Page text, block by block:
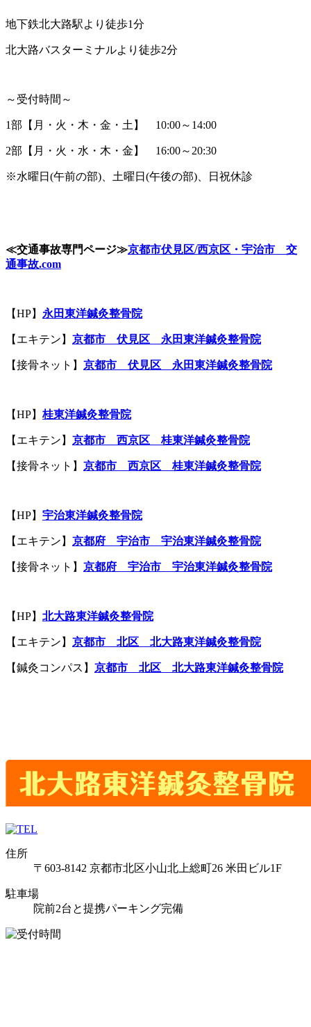
地下鉄北大路駅より徒歩1分
北大路バスターミナルより徒歩2分
～受付時間～
1部【月・火・木・金・土】 10:00～14:00
2部【月・火・水・木・金】 16:00～20:30
※水曜日(午前の部)、土曜日(午後の部)、日祝休診
≪交通事故専門ページ≫京都市伏見区/西京区・宇治市 交
通事故.com
【HP】 永田東洋鍼灸整骨院
【エキテン】 京都市 伏見区 永田東洋鍼灸整骨院
【接骨ネット】 京都市 伏見区 永田東洋鍼灸整骨院
【HP】 桂東洋鍼灸整骨院
【エキテン】 京都市 西京区 桂東洋鍼灸整骨院
【接骨ネット】 京都市 西京区 桂東洋鍼灸整骨院
【HP】 宇治東洋鍼灸整骨院
【エキテン】 京都府 宇治市 宇治東洋鍼灸整骨院
【接骨ネット】 京都府 宇治市 宇治東洋鍼灸整骨院
【HP】 北大路東洋鍼灸整骨院
【エキテン】 京都市 北区 北大路東洋鍼灸整骨院
【鍼灸コンパス】 京都市 北区 北大路東洋鍼灸整骨院
住所
〒603-8142 京都市北区小山北上総町26 米田ビル1F
駐車場
院前2台と提携パーキング完備